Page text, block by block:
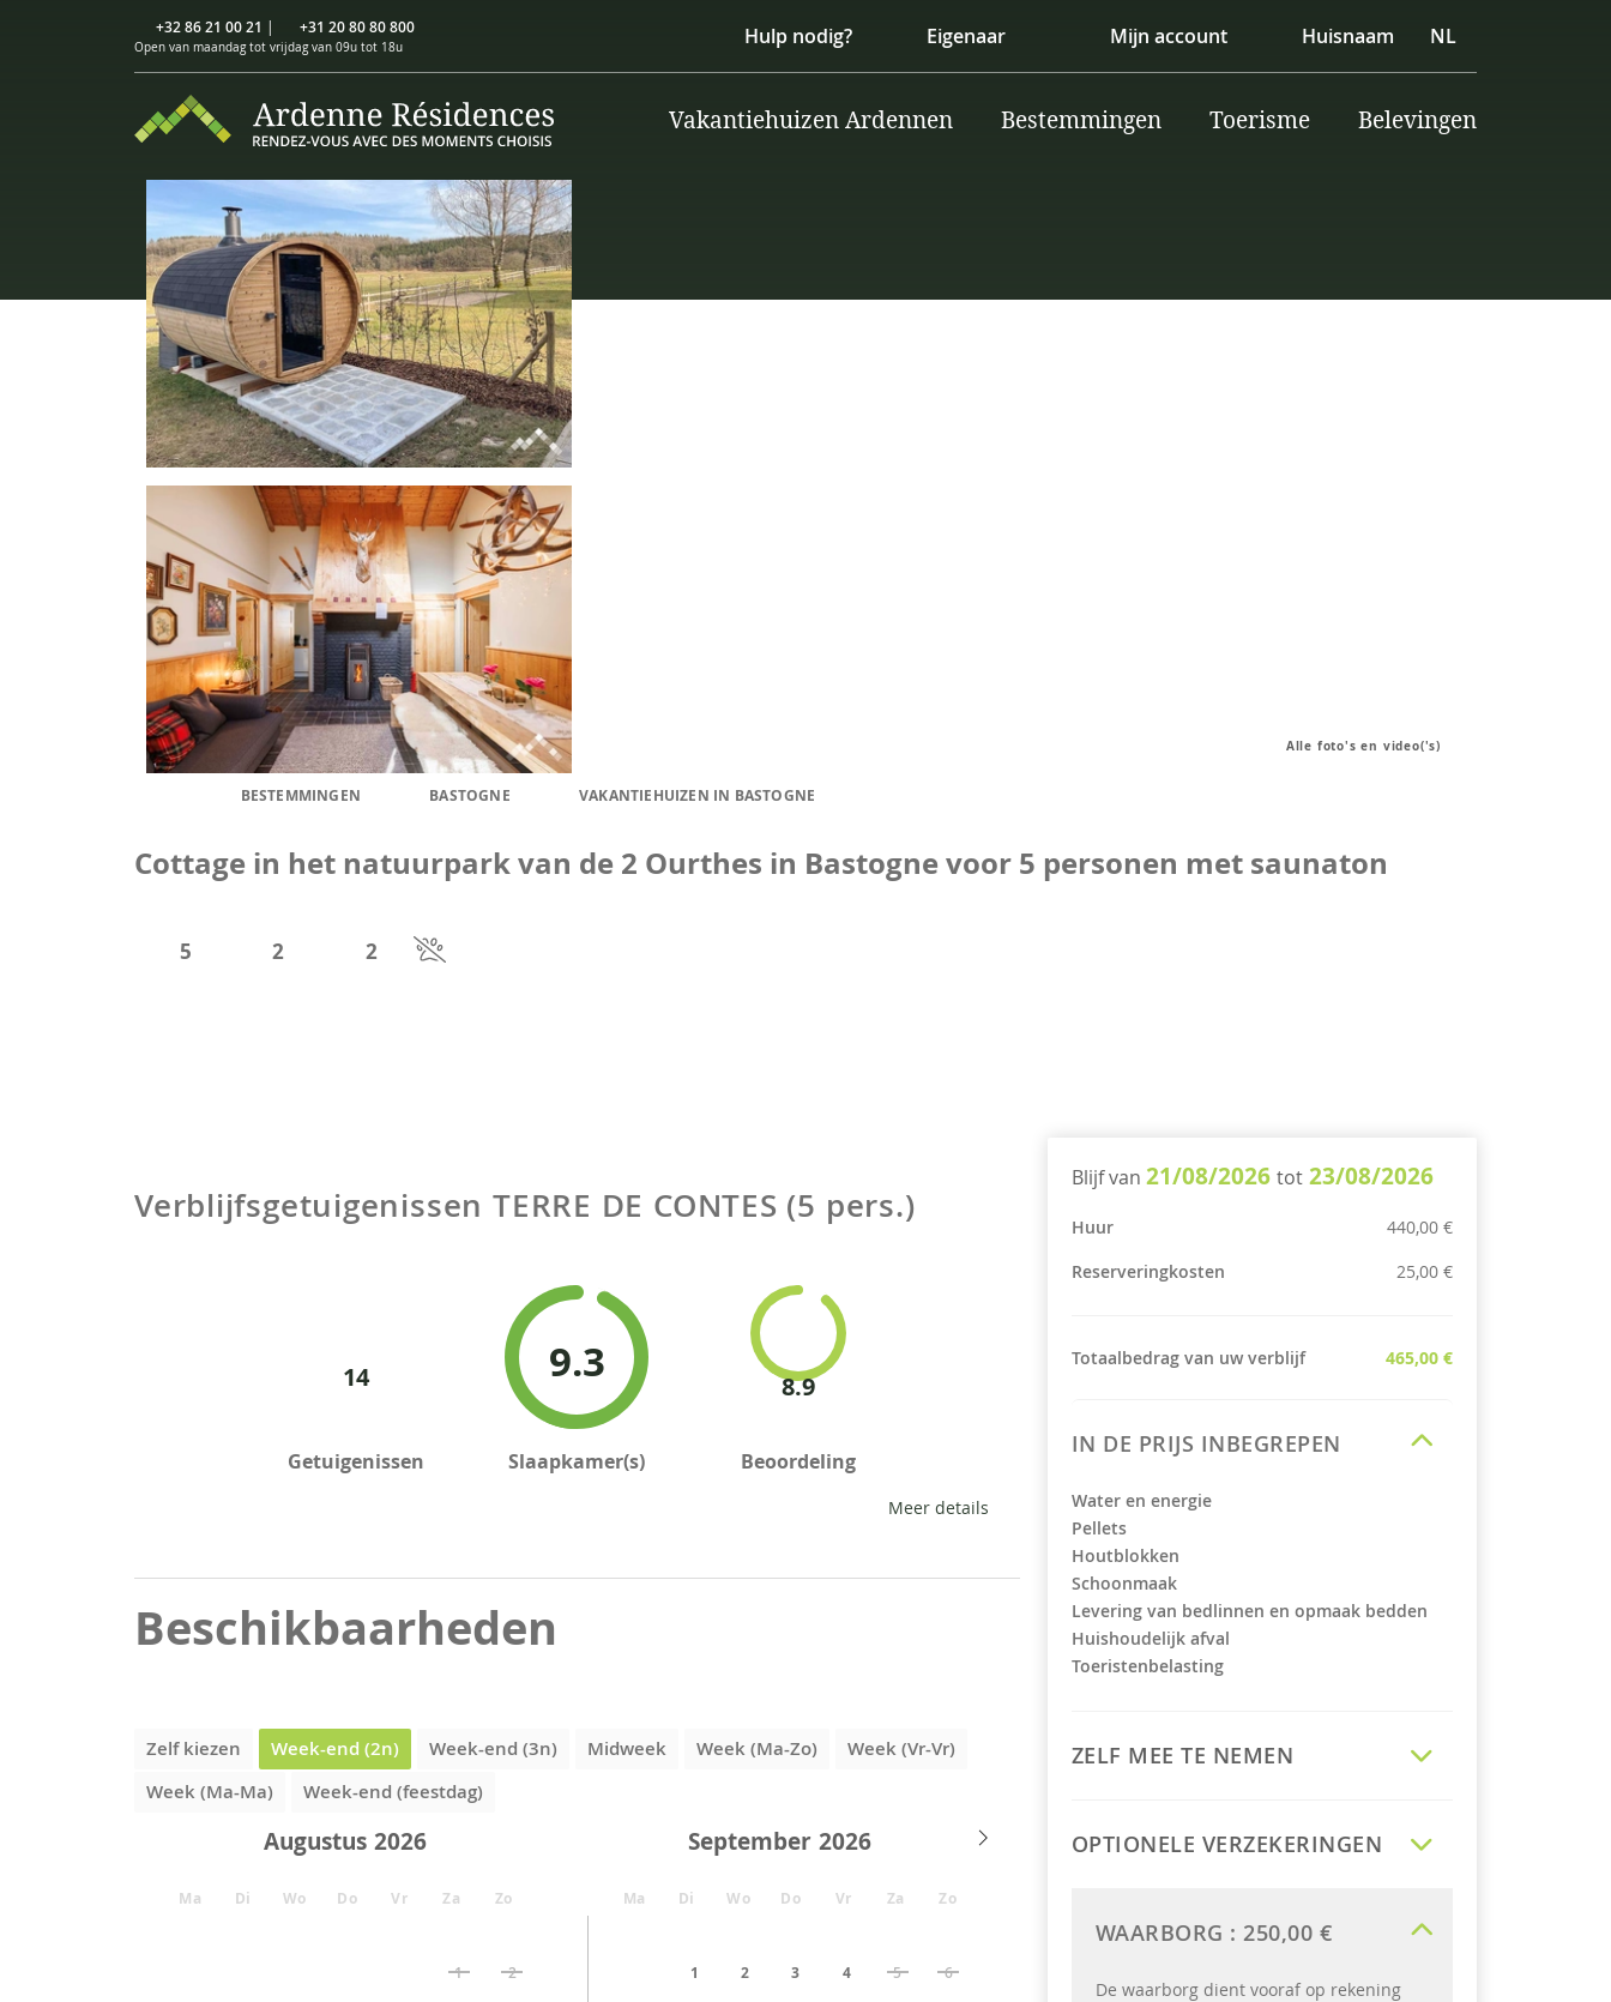
+32 86 21 00 21 | +31 20 80 80 800
Open van maandag tot vrijdag van 09u tot 18u Hulp nodig? Eigenaar Mijn account Huisnaam NL
Vakantiehuizen Ardennen Bestemmingen Toerisme Belevingen
Alle foto's en video('s)
BESTEMMINGEN BASTOGNE VAKANTIEHUIZEN IN BASTOGNE
Cottage in het natuurpark van de 2 Ourthes in Bastogne voor 5 personen met saunaton
5 2 2
Verblijfsgetuigenissen TERRE DE CONTES (5 pers.)
14
Getuigenissen
9.3
Slaapkamer(s)
8.9
Beoordeling
Meer details
Beschikbaarheden
Zelf kiezen Week-end (2n) Week-end (3n) Midweek Week (Ma-Zo)
Week (Vr-Vr)
Week (Ma-Ma)
Week-end (feestdag)
Augustus September
Ma Di Wo Do Vr Za Zo Ma Di Wo Do Vr Za Zo
1 2 1 2 3 4 5 6
Blijf van 21/08/2026 tot 23/08/2026
Huur
440,00 €
Reserveringkosten
25,00 €
Totaalbedrag van uw verblijf 465,00 €
IN DE PRIJS INBEGREPEN
Water en energie
Pellets
Houtblokken
Schoonmaak
Levering van bedlinnen en opmaak bedden
Huishoudelijk afval
Toeristenbelasting
ZELF MEE TE NEMEN
OPTIONELE VERZEKERINGEN
WAARBORG :250,00 €
De waarborg dient vooraf op rekening